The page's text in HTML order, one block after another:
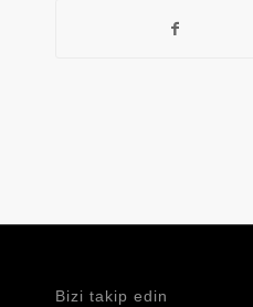
Bizi takip edin